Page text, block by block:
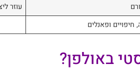
עוזר
ופאנלים
באולפן?